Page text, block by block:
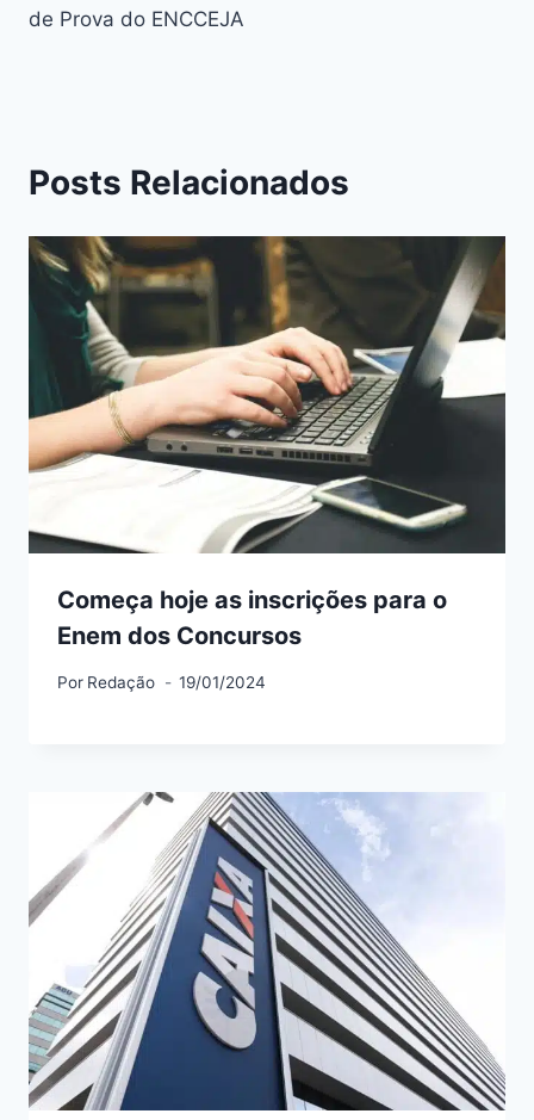
Post
de Prova do ENCCEJA
Posts Relacionados
Começa hoje as inscrições para o
Enem dos Concursos
Por Redação 19/01/2024